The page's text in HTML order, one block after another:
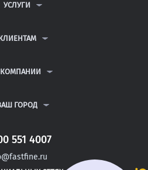
УСЛУГИ
РАБОТЫ
РЕФЕРАТЫИ ОТВЕТЫ
ГОРОД
ПЕТЕРБУРГ
551 4007